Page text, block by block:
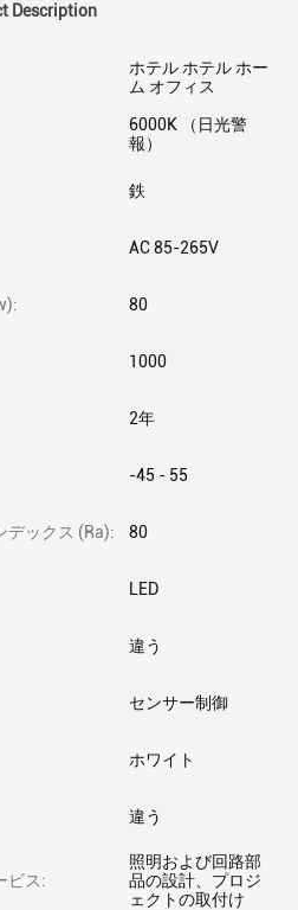
Description
ホテル ホテル ホー
ム オフィス
6000K （日光警
報）
鉄
AC 85-265V
80
1000
2年
-45 - 55
デックス (Ra): 80
LED
違う
センサー制御
ホワイト
違う
ビス:
照明および回路部
品の設計、プロジ
ェクトの取付け